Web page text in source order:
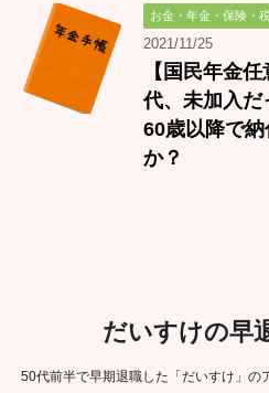
お金・年金・保険・
2021/11/25
【国民年金
代、未加入だ
60歳以降で
か？
だいすけの早
50代前半で早期退職した「だいすけ」の